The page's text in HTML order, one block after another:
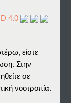
4.0
είστε
Στην
σε
νοοτροπία.